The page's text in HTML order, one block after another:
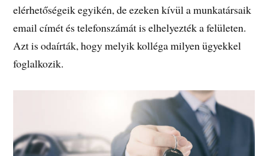
elérhetőségeik egyikén, de ezeken kívül a munkatársaik
email címét és telefonszámát is elhelyezték a felületen.
Azt is odaírták, hogy melyik kolléga milyen ügyekkel
foglalkozik.